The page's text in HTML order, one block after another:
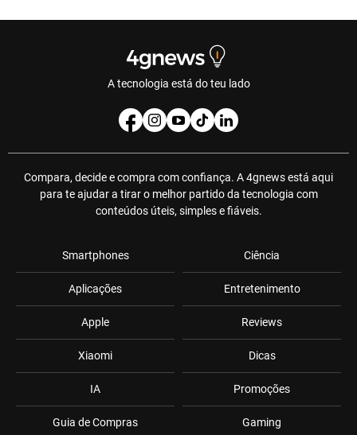
A tecnologia está do teu lado
Compara, decide e compra com confiança. A 4gnews está aqui
para te ajudar a tirar o melhor partido da tecnologia com
conteúdos úteis, simples e fiáveis.
Smartphones
Aplicações
Apple
Xiaomi
IA
Guia de Compras
Ciência
Entretenimento
Reviews
Dicas
Promoções
Gaming